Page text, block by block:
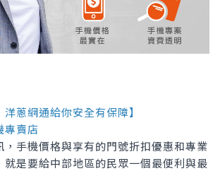
洋蔥網通給你安全有保障】
專賣店
，手機價格與享有的門號折扣優惠和專業
就是要給中部地區的民眾一個最便利與最